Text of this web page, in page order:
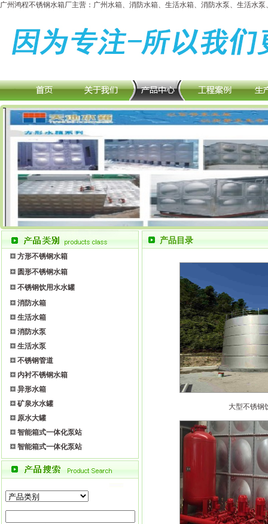
广州鸿程不锈钢水箱厂主营：广州水箱、消防水箱、生活水箱、消防水泵、生活水
方形不锈钢水箱
圆形不锈钢水箱
不锈钢饮用水水罐
消防水箱
生活水箱
消防水泵
生活水泵
不锈钢管道
内衬不锈钢水箱
异形水箱
矿泉水水罐
原水大罐
智能箱式一体化泵站
智能箱式一体化泵站
产品目录
大型不锈钢